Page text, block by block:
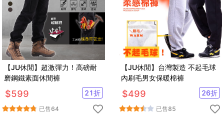
【JU休閒】超激彈力！高磅耐
磨鋼鐵素面休閒褲
$599 21折
已售64
【JU休閒】台灣製造 不起毛球
內刷毛男女保暖棉褲
$499 26折
已售85